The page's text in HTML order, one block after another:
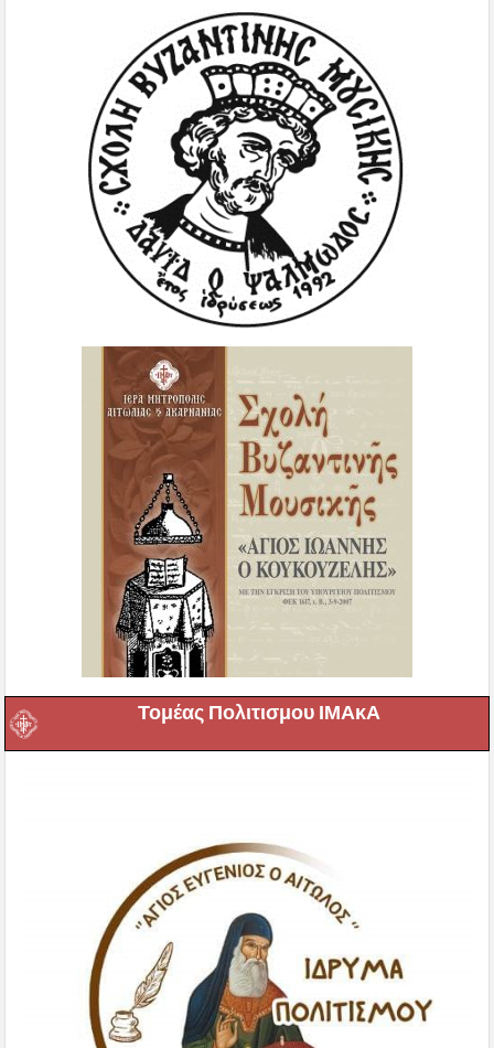
Τομέας Πολιτισμου ΙΜΑκΑ